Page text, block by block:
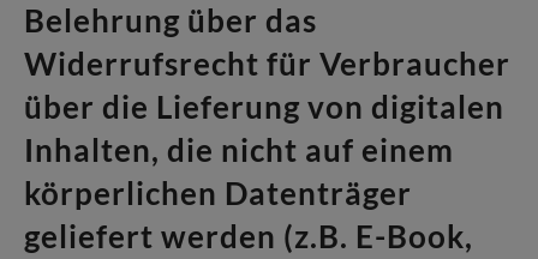
Belehrung über das
Widerrufsrecht für Verbraucher
über die Lieferung von digitalen
Inhalten, die nicht auf einem
körperlichen Datenträger
geliefert werden (z.B. E-Book,